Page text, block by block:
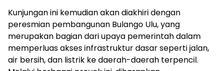
Kunjungan ini kemudian akan diakhiri dengan
peresmian pembangunan Bulango Ulu, yang
merupakan bagian dari upaya pemerintah dalam
memperluas akses infrastruktur dasar seperti jalan,
air bersih, dan listrik ke daerah-daerah terpencil.